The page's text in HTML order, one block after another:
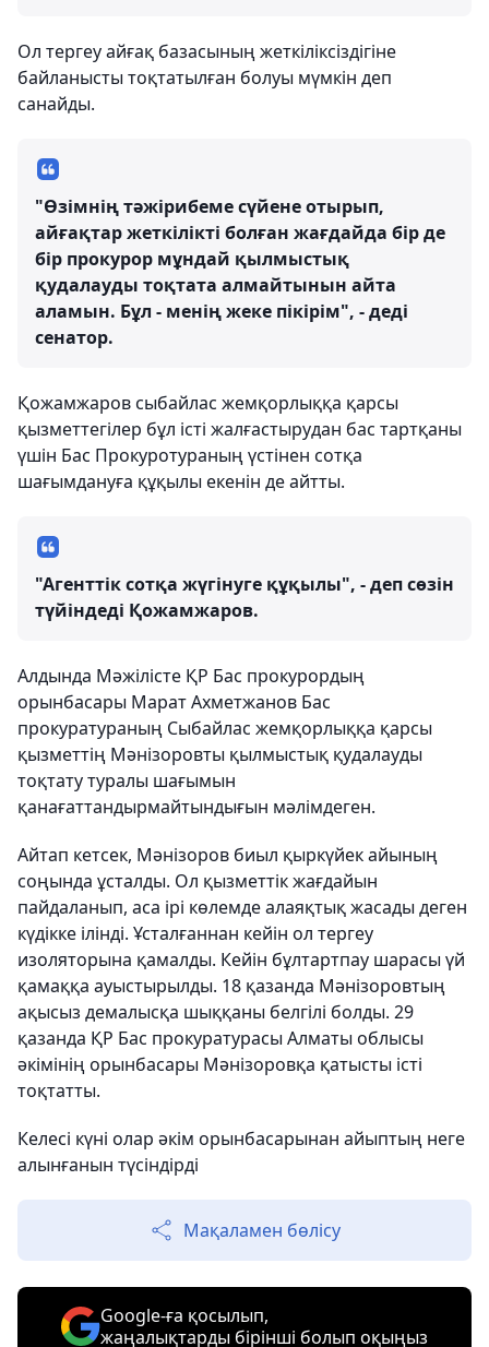
Ол тергеу айғақ базасының жеткіліксіздігіне
байланысты тоқтатылған болуы мүмкін деп
санайды.
"Өзімнің тәжірибеме сүйене отырып,
айғақтар жеткілікті болған жағдайда бір де
бір прокурор мұндай қылмыстық
қудалауды тоқтата алмайтынын айта
аламын. Бұл - менің жеке пікірім", - деді
сенатор.
Қожамжаров сыбайлас жемқорлыққа қарсы
қызметтегілер бұл істі жалғастырудан бас тартқаны
үшін Бас Прокуротураның үстінен сотқа
шағымдануға құқылы екенін де айтты.
"Агенттік сотқа жүгінуге құқылы", - деп сөзін
түйіндеді Қожамжаров.
Алдында Мәжілісте ҚР Бас прокурордың
орынбасары Марат Ахметжанов Бас
прокуратураның Сыбайлас жемқорлыққа қарсы
қызметтің Мәнізоровты қылмыстық қудалауды
тоқтату туралы шағымын
қанағаттандырмайтындығын мәлімдеген.
Айтап кетсек, Мәнізоров биыл қыркүйек айының
соңында ұсталды. Ол қызметтік жағдайын
пайдаланып, аса ірі көлемде алаяқтық жасады деген
күдікке ілінді. Ұсталғаннан кейін ол тергеу
изоляторына қамалды. Кейін бұлтартпау шарасы үй
қамаққа ауыстырылды. 18 қазанда Мәнізоровтың
ақысыз демалысқа шыққаны белгілі болды. 29
қазанда ҚР Бас прокуратурасы Алматы облысы
әкімінің орынбасары Мәнізоровқа қатысты істі
тоқтатты.
Келесі күні олар әкім орынбасарынан айыптың неге
алынғанын түсіндірді
Мақаламен бөлісу
Google-ға қосылып,
жаңалықтарды бірінші болып оқыңыз